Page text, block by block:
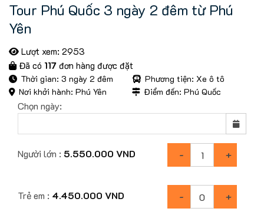
Tour Phú Quốc 3 ngày 2 đêm từ Phú
Yên
Lượt xem: 2953
Đã có 117 đơn hàng được đặt
Thời gian: 3 ngày 2 đêm
Phương tiện: Xe ô tô
Nơi khởi hành: Phú Yên
Điểm đến: Phú Quốc
Chọn ngày:
Người lớn : 5.550.000 VND
Trẻ em : 4.450.000 VND